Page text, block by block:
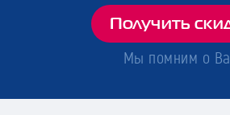
Мы помним о
Получить